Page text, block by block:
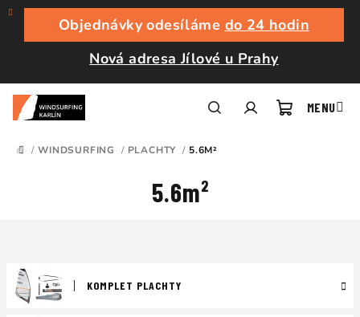
Přejít
obsah
Objednávky odesíláme do 24 hodin
Nová adresa Jílové u Prahy
DOMŮ
/ WINDSURFING / PLACHTY / 5.6M²
5.6m²
KOMPLET PLACHTY